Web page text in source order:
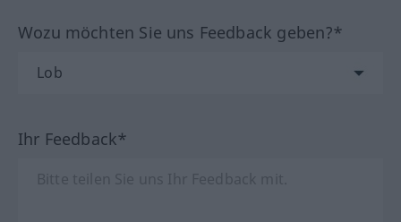
Wozu möchten Sie uns Feedback geben?*
Ihr Feedback*